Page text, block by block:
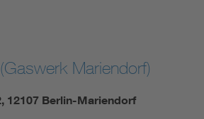
Mariendorf)
12107 Berlin-Mariendorf